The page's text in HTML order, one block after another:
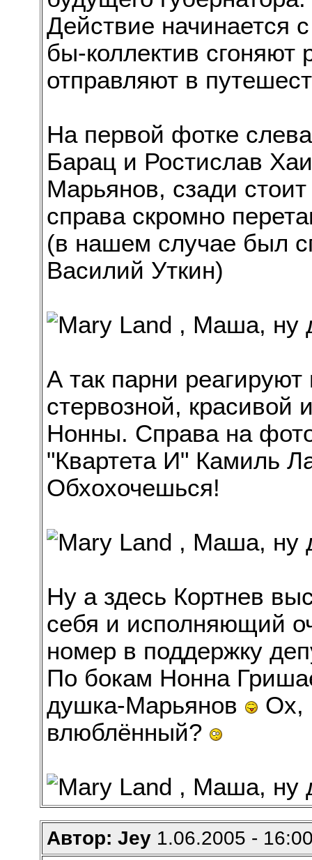
Действие начинается
бы-коллектив сгоняют
отправляют в
На первой фотке
Барац и Ростислав
Марьянов, сзади
справа скромно
(в нашем случае был
Василий Уткин)
А так парни
стервозной, красивой
Нонны. Справа на
"Квартета И" Камиль
Обхохочешься!
Ну а здесь Кортнев
себя и исполняющий
номер в поддержку
По бокам Нонна
душка-Марьянов
Ох,
влюблённый?
Автор: Jey1.06.2005 -